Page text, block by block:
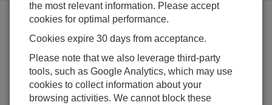
Feedback Tool Unavailable
The page feedback tool is currently unavailable.
the most relevant information. Please accept
cookies for optimal performance.
Cookies expire 30 days from acceptance.
Please note that we also leverage third-party
tools, such as Google Analytics, which may use
cookies to collect information about your
browsing activities. We cannot block these